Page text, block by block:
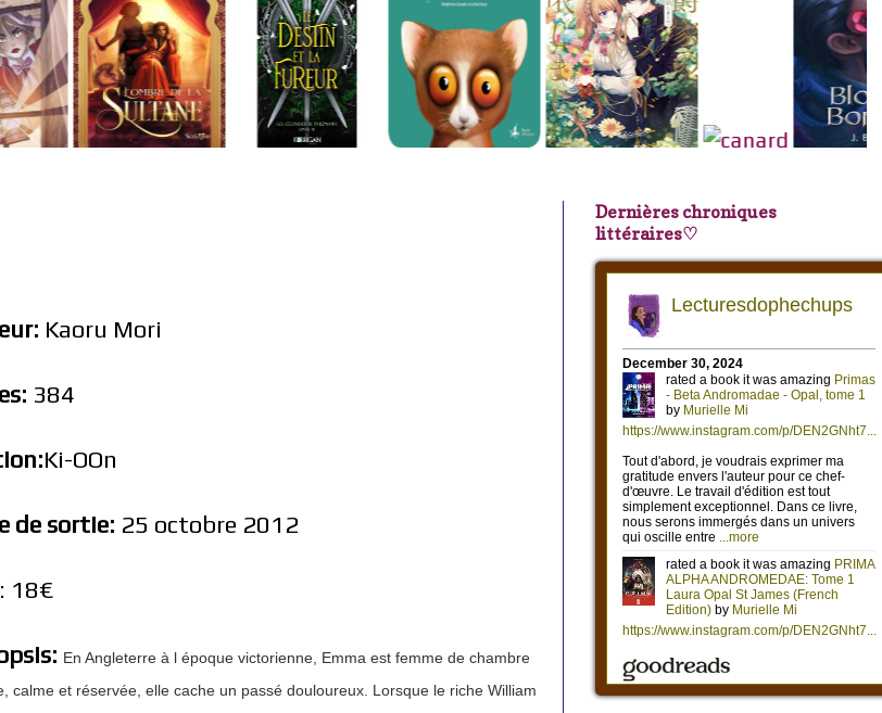
Kaoru Mori
384
Ki-OOn
de sortie: 25 octobre 2012
: 18€
En Angleterre à l époque victorienne, Emma est femme de chambre
calme et réservée, elle cache un passé douloureux. Lorsque le riche William
Dernières chroniques
littéraires♡